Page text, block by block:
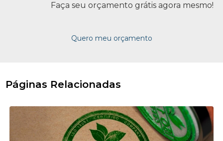
Faça seu orçamento grátis agora mesmo!
Quero meu orçamento
Páginas Relacionadas